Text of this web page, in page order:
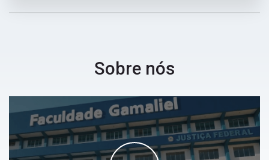
Sobre nós